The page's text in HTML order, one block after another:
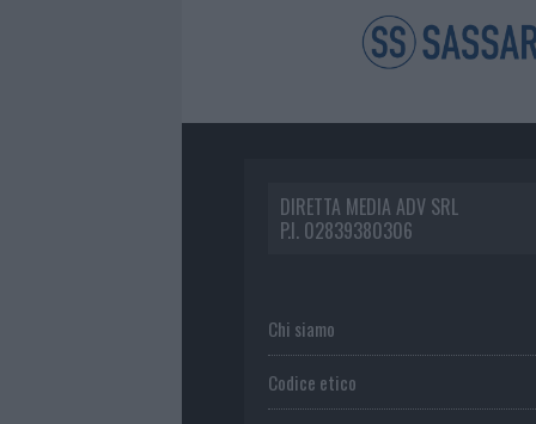
DIRETTA MEDIA ADV SRL
P.I. 02839380306
Chi siamo
Codice etico